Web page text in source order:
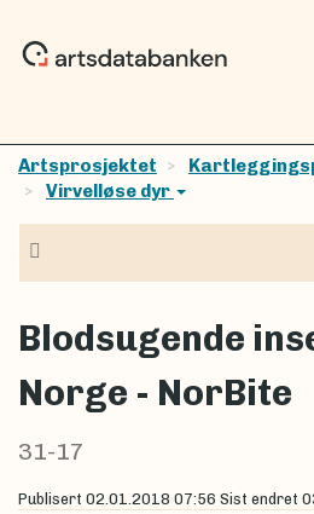
Artsprosjektet
Virvelløse dyr
Blodsugende
Norge - NorBite
31-17
Publisert 02.01.2018 07:56 Sist endret